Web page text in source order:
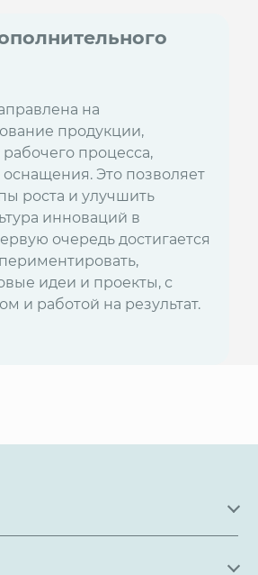
на
продукции,
процесса,
оснащения. Это позволяет
роста и улучшить
инноваций в
очередь достигается
идеи и проекты, с
и работой на результат.